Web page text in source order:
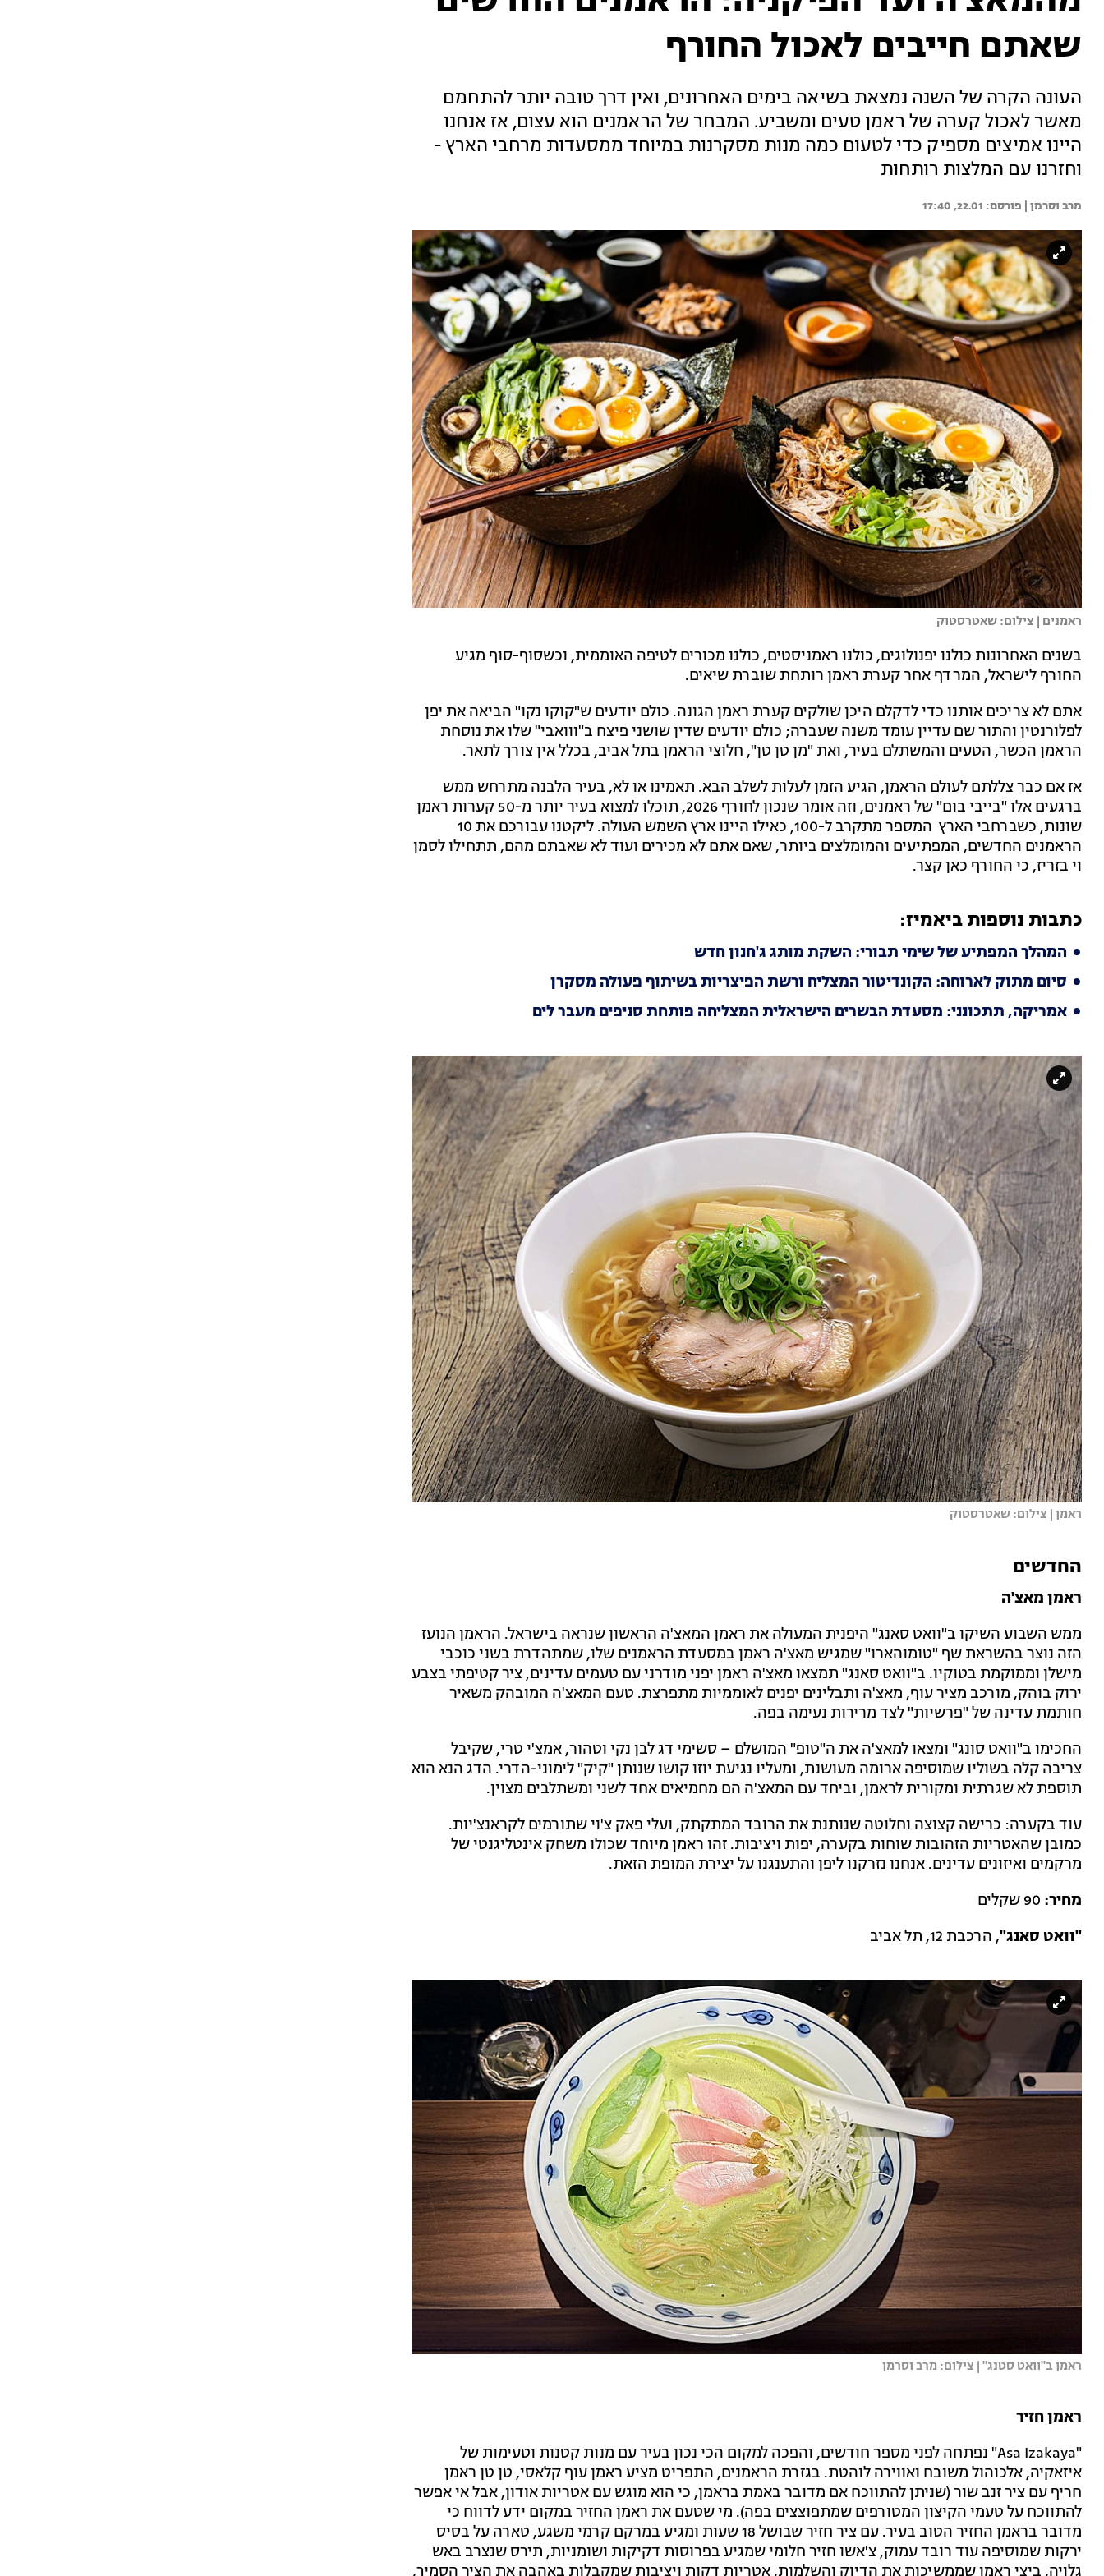
שאתם חייבים לאכול החורף
העונה הקרה של השנה נמצאת בשיאה בימים האחרונים, ואין דרך טובה יותר להתחמם
מאשר לאכול קערה של ראמן טעים ומשביע. המבחר של הראמנים הוא עצום, אז אנחנו
היינו אמיצים מספיק כדי לטעום כמה מנות מסקרנות במיוחד ממסעדות מרחבי הארץ -
וחזרנו עם המלצות רותחות
מרב וסרמן | 22.01, 17:40
ראמנים | צילום: שאטרסטוק
בשנים האחרונות כולנו יפנולוגים, כולנו ראמניסטים, כולנו מכורים לטיפה האוממית, וכשסוף-סוף מגיע
החורף לישראל, המרדף אחר קערת ראמן רותחת שוברת שיאים.
אתם לא צריכים אותנו כדי לדקלם היכן שולקים קערת ראמן הגונה. כולם יודעים ש"קוקו נקו" הביאה את יפן
לפלורנטין והתור שם עדיין עומד משנה שעברה; כולם יודעים שדין שושני פיצח ב"ווואבי" שלו את נוסחת
הראמן הכשר, הטעים והמשתלם בעיר, ואת "מן טן טן", חלוצי הראמן בתל אביב, בכלל אין צורך לתאר.
אז אם כבר צללתם לעולם הראמן, הגיע הזמן לעלות לשלב הבא. תאמינו או לא, בעיר הלבנה מתרחש ממש
ברגעים אלו "בייבי בום" של ראמנים, וזה אומר שנכון לחורף 2026, תוכלו למצוא בעיר יותר מ-50 קערות ראמן
שונות, כשברחבי הארץ המספר מתקרב ל-100, כאילו היינו ארץ השמש העולה. ליקטנו עבורכם את 10
הראמנים החדשים, המפתיעים והמומלצים ביותר, שאם אתם לא מכירים ועוד לא שאבתם מהם, תתחילו לסמן
וי בזריז, כי החורף כאן קצר.
כתבות נוספות ביאמיז:
המהלך המפתיע של שימי תבורי: השקת מותג ג'חנון חדש
סיום מתוק לארוחה: הקונדיטור המצליח ורשת הפיצריות בשיתוף פעולה מסקרן
אמריקה, תתכונני: מסעדת הבשרים הישראלית המצליחה פותחת סניפים מעבר לים
ראמן | צילום: שאטרסטוק
החדשים
ראמן מאצ'ה
ממש השבוע השיקו ב"וואט סאנג" היפנית המעולה את ראמן המאצ'ה הראשון שנראה בישראל. הראמן הנועז
הזה נוצר בהשראת שף "טומוהארו" שמגיש מאצ'ה ראמן במסעדת הראמנים שלו, שמתהדרת בשני כוכבי
מישלן וממוקמת בטוקיו. ב"וואט סאנג" תמצאו מאצ'ה ראמן יפני מודרני עם טעמים עדינים, ציר קטיפתי בצבע
ירוק בוהק, מורכב מציר עוף, מאצ'ה ותבלינים יפנים לאוממיות מתפרצת. טעם המאצ'ה המובהק משאיר
חותמת עדינה של "פרשיות" לצד מרירות נעימה בפה.
החכימו ב"וואט סונג" ומצאו למאצ'ה את ה"טופ" המושלם – סשימי דג לבן נקי וטהור, אמצ'י טרי, שקיבל
צריבה קלה בשוליו שמוסיפה ארומה מעושנת, ומעליו נגיעת יוזו קושו שנותן "קיק" לימוני-הדרי. הדג הנא הוא
תוספת לא שגרתית ומקורית לראמן, וביחד עם המאצ'ה הם מחמיאים אחד לשני ומשתלבים מצוין.
עוד בקערה: כרישה קצוצה וחלוטה שנותנת את הרובד המתקתק, ועלי פאק צ'וי שתורמים לקראנצ'יות.
כמובן שהאטריות הזהובות שוחות בקערה, יפות ויציבות. זהו ראמן מיוחד שכולו משחק אינטליגנטי של
מרקמים ואיזונים עדינים. אנחנו נזרקנו ליפן והתענגנו על יצירת המופת הזאת.
מחיר:
"וואט סאנג", הרכבת 12, תל אביב
ראמן ב"וואט סטנג" | צילום: מרב וסרמן
ראמן חזיר
"Asa Izakaya" נפתחה לפני מספר חודשים, והפכה למקום הכי נכון בעיר עם מנות קטנות וטעימות של
איזאקיה, אלכוהול משובח ואווירה לוהטת. בגזרת הראמנים, התפריט מציע ראמן עוף קלאסי, טן טן ראמן
חריף עם ציר זנב שור (שניתן להתווכח אם מדובר באמת בראמן, כי הוא מוגש עם אטריות אודון, אבל אי אפשר
להתווכח על טעמי הקיצון המטורפים שמתפוצצים בפה). מי שטעם את ראמן החזיר במקום ידע לדווח כי
מדובר בראמן החזיר הטוב בעיר. עם ציר חזיר שבושל 18 שעות ומגיע במרקם קרמי משגע, טארה על בסיס
ירקות שמוסיפה עוד רובד עמוק, צ'אשו חזיר חלומי שמגיע בפרוסות דקיקות ושומניות, תירס שנצרב באש
גלויה, ביצי ראמן שממשיכות את הדיוק והשלמות, אטריות דקות ויציבות שמקבלות באהבה את הציר הסמיך,